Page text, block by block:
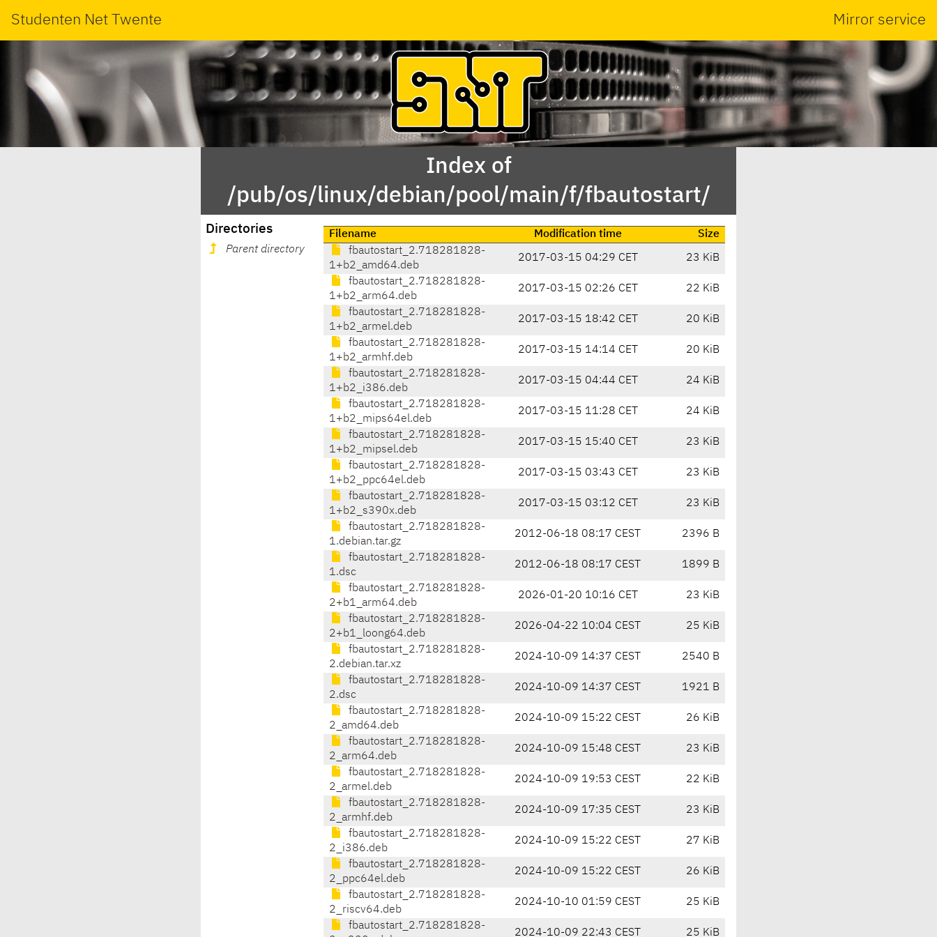
Studenten Net Twente Mirror service
Index of
/pub/os/linux/debian/pool/main/f/fbautostart/
Directories
Parent directory
Filename Modification time
Size
fbautostart_2.718281828-
1+b2_amd64.deb
2017-03-15 04:29 CET 23 KiB
fbautostart_2.718281828-
1+b2_arm64.deb
2017-03-15 02:26 CET 22 KiB
fbautostart_2.718281828-
1+b2_armel.deb
2017-03-15 18:42 CET 20 KiB
fbautostart_2.718281828-
1+b2_armhf.deb
2017-03-15 14:14 CET 20 KiB
fbautostart_2.718281828-
1+b2_i386.deb
2017-03-15 04:44 CET 24 KiB
fbautostart_2.718281828-
1+b2_mips64el.deb
2017-03-15 11:28 CET 24 KiB
fbautostart_2.718281828-
1+b2_mipsel.deb
2017-03-15 15:40 CET 23 KiB
fbautostart_2.718281828-
1+b2_ppc64el.deb
2017-03-15 03:43 CET 23 KiB
fbautostart_2.718281828-
1+b2_s390x.deb
2017-03-15 03:12 CET 23 KiB
fbautostart_2.718281828-
1.debian.tar.gz
2012-06-18 08:17 CEST 2396 B
fbautostart_2.718281828-
1.dsc
2012-06-18 08:17 CEST 1899 B
fbautostart_2.718281828-
2+b1_arm64.deb
2026-01-20 10:16 CET 23 KiB
fbautostart_2.718281828-
2+b1_loong64.deb
2026-04-22 10:04 CEST 25 KiB
fbautostart_2.718281828-
2.debian.tar.xz
2024-10-09 14:37 CEST 2540 B
fbautostart_2.718281828-
2.dsc
2024-10-09 14:37 CEST 1921 B
fbautostart_2.718281828-
2_amd64.deb
2024-10-09 15:22 CEST 26 KiB
fbautostart_2.718281828-
2_arm64.deb
2024-10-09 15:48 CEST 23 KiB
fbautostart_2.718281828-
2_armel.deb
2024-10-09 19:53 CEST 22 KiB
fbautostart_2.718281828-
2_armhf.deb
2024-10-09 17:35 CEST 23 KiB
fbautostart_2.718281828-
2_i386.deb
2024-10-09 15:22 CEST 27 KiB
fbautostart_2.718281828-
2_ppc64el.deb
2024-10-09 15:22 CEST 26 KiB
fbautostart_2.718281828-
2_riscv64.deb
2024-10-10 01:59 CEST 25 KiB
fbautostart_2.718281828-
2024-10-09 22:43 CEST 25 KiB